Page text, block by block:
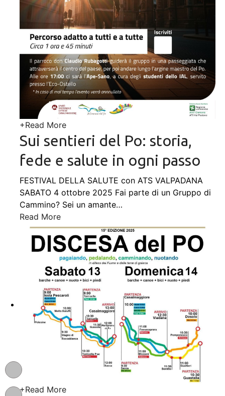
+Read More
Sui sentieri del Po: storia,
fede e salute in ogni passo
FESTIVAL DELLA SALUTE con ATS VALPADANA
SABATO 4 ottobre 2025 Fai parte di un Gruppo di
Cammino? Sei un amante…
Read More
+Read More